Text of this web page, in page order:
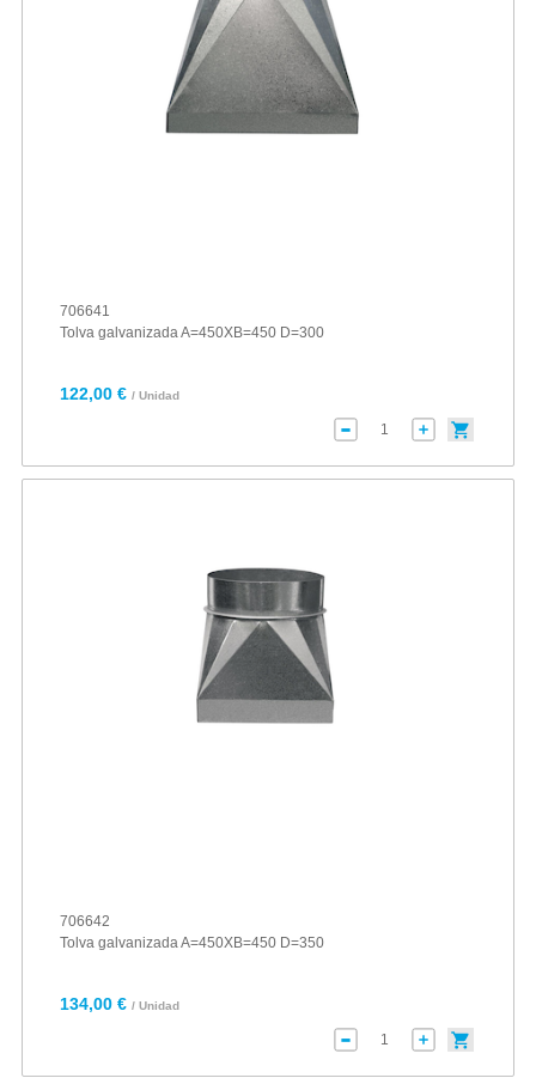
706641
Tolva galvanizada A=450XB=450 D=300
122,00 € / Unidad
706642
Tolva galvanizada A=450XB=450 D=350
134,00 € / Unidad